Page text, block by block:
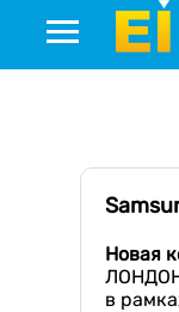
Новая
ЛОНДОН
в